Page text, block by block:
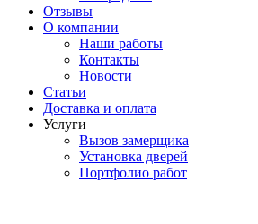
Отзывы
О компании
Наши работы
Контакты
Новости
Статьи
Доставка и оплата
Услуги
Вызов замерщика
Установка дверей
Портфолио работ